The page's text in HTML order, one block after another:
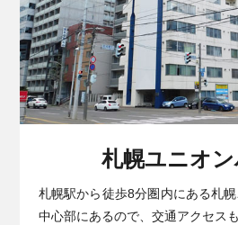
札幌ユニオ
札幌駅から徒歩8分圏内にある札
中心部にあるので、交通アクセスも